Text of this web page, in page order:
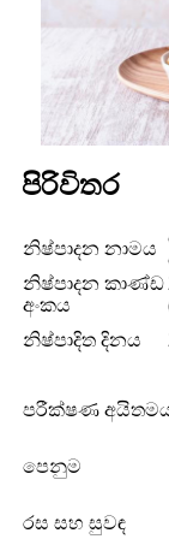
පිරිවිතර
නිෂ්පාදන නාමය
නිෂ්පාදන කාණ්ඩ
අංකය
නිෂ්පාදිත දිනය
පරීක්ෂණ
පෙනුම
රස සහ සුවඳ